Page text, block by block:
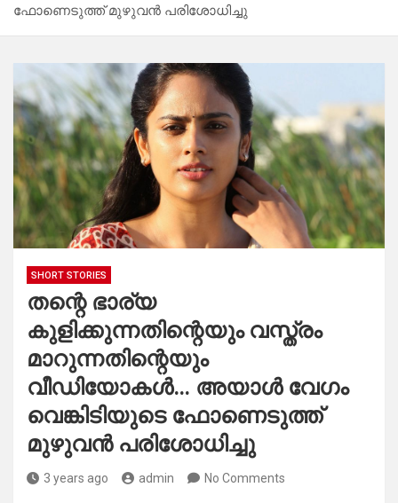
ഫോണെടുത്ത് മുഴുവൻ പരിശോധിച്ചു
SHORT STORIES
തന്റെ ഭാര്യ
കുളിക്കുന്നതിന്റെയും വസ്ത്രം
മാറുന്നതിന്റെയും
വീഡിയോകൾ… അയാൾ വേഗം
വെങ്കിടിയുടെ ഫോണെടുത്ത്
മുഴുവൻ പരിശോധിച്ചു
3 years ago admin No Comments